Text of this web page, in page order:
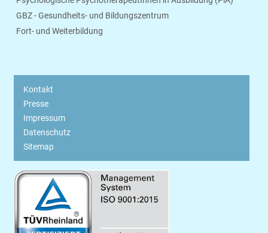
GBZ - Gesundheits- und Bildungszentrum
Fort- und Weiterbildung
Kontakt
Presse
Impressum
Datenschutz
Sitemap